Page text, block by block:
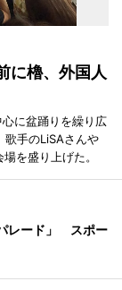
に櫓、外国人
に盆踊りを繰り広
手のLiSAさんや
を盛り上げた。
レード」 スポー